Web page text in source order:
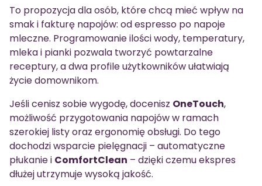
To propozycja dla osób, które chcą mieć wpływ na
smak i fakturę napojów: od espresso po napoje
mleczne. Programowanie ilości wody, temperatury,
mleka i pianki pozwala tworzyć powtarzalne
receptury, a dwa profile użytkowników ułatwiają
życie domownikom.
Jeśli cenisz sobie wygodę, docenisz OneTouch,
możliwość przygotowania napojów w ramach
szerokiej listy oraz ergonomię obsługi. Do tego
dochodzi wsparcie pielęgnacji – automatyczne
płukanie i ComfortClean – dzięki czemu ekspres
dłużej utrzymuje wysoką jakość.